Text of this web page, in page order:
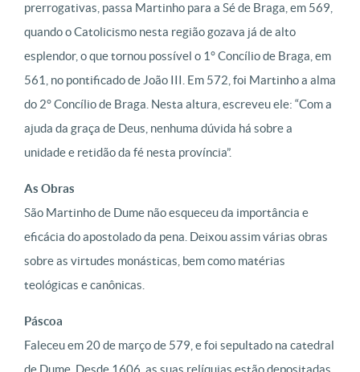
prerrogativas, passa Martinho para a Sé de Braga, em 569,
quando o Catolicismo nesta região gozava já de alto
esplendor, o que tornou possível o 1° Concílio de Braga, em
561, no pontificado de João III. Em 572, foi Martinho a alma
do 2° Concílio de Braga. Nesta altura, escreveu ele: “Com a
ajuda da graça de Deus, nenhuma dúvida há sobre a
unidade e retidão da fé nesta província”.
As Obras
São Martinho de Dume não esqueceu da importância e
eficácia do apostolado da pena. Deixou assim várias obras
sobre as virtudes monásticas, bem como matérias
teológicas e canônicas.
Páscoa
Faleceu em 20 de março de 579, e foi sepultado na catedral
de Dume. Desde 1606, as suas relíquias estão depositadas